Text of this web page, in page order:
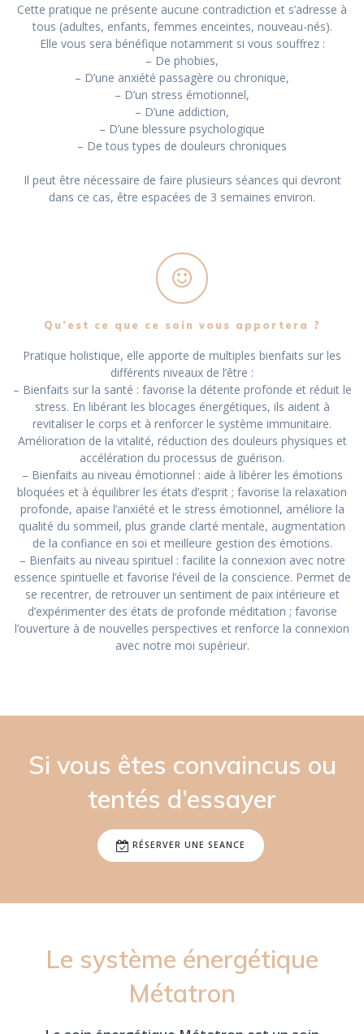
Cette pratique ne présente aucune contradiction et s’adresse à
tous (adultes, enfants, femmes enceintes, nouveau-nés).
Elle vous sera bénéfique notamment si vous souffrez :
– De phobies,
– D’une anxiété passagère ou chronique,
– D’un stress émotionnel,
– D’une addiction,
– D’une blessure psychologique
– De tous types de douleurs chroniques
Il peut être nécessaire de faire plusieurs séances qui devront
dans ce cas, être espacées de 3 semaines environ.
Qu’est ce que ce soin vous apportera ?
Pratique holistique, elle apporte de multiples bienfaits sur les
différents niveaux de l’être :
– Bienfaits sur la santé : favorise la détente profonde et réduit le
stress. En libérant les blocages énergétiques, ils aident à
revitaliser le corps et à renforcer le système immunitaire.
Amélioration de la vitalité, réduction des douleurs physiques et
accélération du processus de guérison.
– Bienfaits au niveau émotionnel : aide à libérer les émotions
bloquées et à équilibrer les états d’esprit ; favorise la relaxation
profonde, apaise l’anxiété et le stress émotionnel, améliore la
qualité du sommeil, plus grande clarté mentale, augmentation
de la confiance en soi et meilleure gestion des émotions.
– Bienfaits au niveau spirituel : facilite la connexion avec notre
essence spirituelle et favorise l’éveil de la conscience. Permet de
se recentrer, de retrouver un sentiment de paix intérieure et
d’expérimenter des états de profonde méditation ; favorise
l’ouverture à de nouvelles perspectives et renforce la connexion
avec notre moi supérieur.
Si vous êtes convaincus ou
tentés d’essayer
RÉSERVER UNE SEANCE
Le système énergétique
Métatron